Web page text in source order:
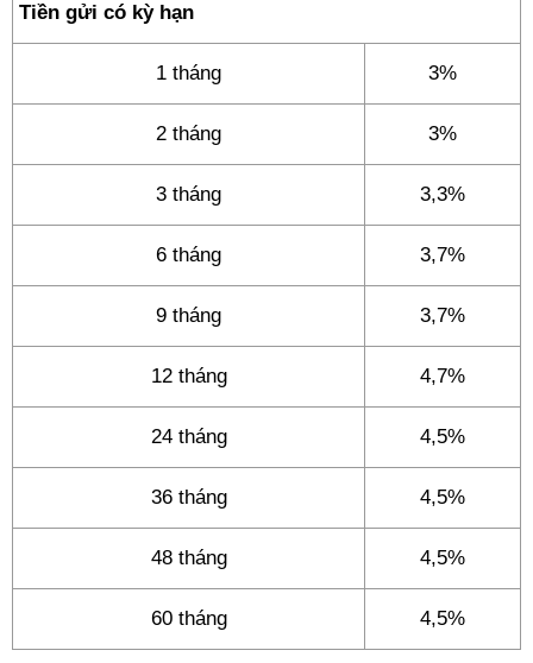
Tiền gửi có kỳ hạn
1 tháng 3%
2 tháng 3%
3 tháng 3,3%
6 tháng 3,7%
9 tháng 3,7%
12 tháng 4,7%
24 tháng 4,5%
36 tháng 4,5%
48 tháng 4,5%
60 tháng 4,5%